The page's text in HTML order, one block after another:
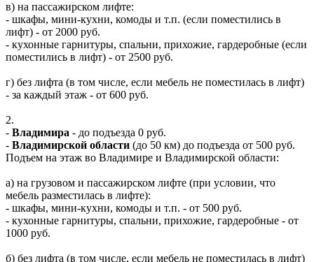
в) на пассажирском лифте:
- шкафы, мини-кухни, комоды и т.п. (если поместились в
лифт) - от 2000 руб.
- кухонные гарнитуры, спальни, прихожие, гардеробные (если
поместились в лифт) - от 2500 руб.
г) без лифта (в том числе, если мебель не поместилась в лифт)
- за каждый этаж - от 600 руб.
2.
- Владимира - до подъезда 0 руб.
- Владимирской области (до 50 км) до подъезда от 500 руб.
Подъем на этаж во Владимире и Владимирской области:
а) на грузовом и пассажирском лифте (при условии, что
мебель разместилась в лифте):
- шкафы, мини-кухни, комоды и т.п. - от 500 руб.
- кухонные гарнитуры, спальни, прихожие, гардеробные - от
1000 руб.
б) без лифта (в том числе, если мебель не поместилась в лифт)